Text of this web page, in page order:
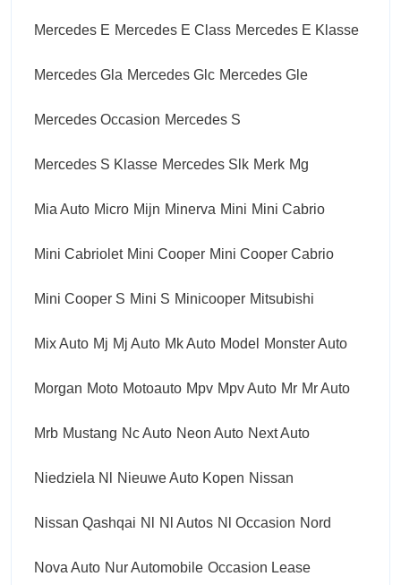
Mercedes E Mercedes E Class Mercedes E Klasse
Mercedes Gla Mercedes Glc Mercedes Gle
Mercedes Occasion Mercedes S
Mercedes S Klasse Mercedes Slk Merk Mg
Mia Auto Micro Mijn Minerva Mini Mini Cabrio
Mini Cabriolet Mini Cooper Mini Cooper Cabrio
Mini Cooper S Mini S Minicooper Mitsubishi
Mix Auto Mj Mj Auto Mk Auto Model Monster Auto
Morgan Moto Motoauto Mpv Mpv Auto Mr Mr Auto
Mrb Mustang Nc Auto Neon Auto Next Auto
Niedziela Nl Nieuwe Auto Kopen Nissan
Nissan Qashqai Nl Nl Autos Nl Occasion Nord
Nova Auto Nur Automobile Occasion Lease